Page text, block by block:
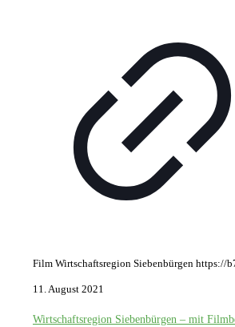
Film Wirtschaftsregion Siebenbürgen https://
11. August 2021
Wirtschaftsregion Siebenbürgen – mit